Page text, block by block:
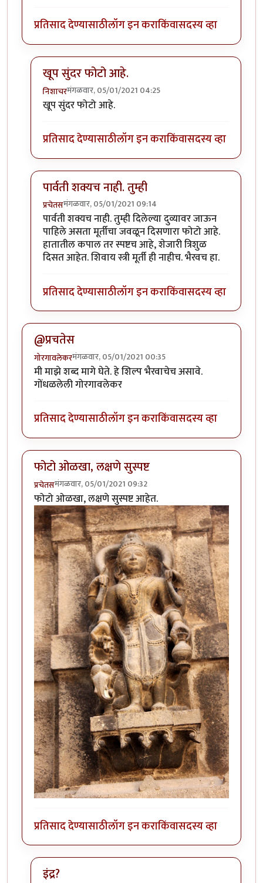
प्रतिसाद देण्यासाठीलॉग इन कराकिंवासदस्य व्हा
खूप सुंदर फोटो आहे.
निशाचरमंगळवार, 05/01/2021 04:25
In reply toउत्तर देत आहे.
खूप सुंदर फोटो आहे.
प्रतिसाद देण्यासाठीलॉग इन कराकिंवासदस्य व्हा
पार्वती शक्यच नाही. तुम्ही
प्रचेतसमंगळवार, 05/01/2021 09:14
In reply toउत्तर देत आहे.byगोरगावलेकर
पार्वती शक्यच नाही. तुम्ही दिलेल्या दुव्यावर जाऊन
पाहिले असता मूर्तीचा जवळून दिसणारा फोटो आहे.
हातातील कपाल तर स्पष्टच आहे, शेजारी त्रिशुळ
दिसत आहेत. शिवाय स्त्री मूर्ती ही नाहीच. भैरवच हा.
प्रतिसाद देण्यासाठीलॉग इन कराकिंवासदस्य व्हा
@प्रचतेस
गोरगावलेकरमंगळवार, 05/01/2021 00:35
मी माझे शब्द मागे घेते. हे शिल्प भैरवाचेच असावे.
गोंधळलेली गोरगावलेकर
प्रतिसाद देण्यासाठीलॉग इन कराकिंवासदस्य व्हा
फोटो ओळखा, लक्षणे सुस्पष्ट
प्रचेतसमंगळवार, 05/01/2021 09:32
फोटो ओळखा, लक्षणे सुस्पष्ट आहेत.
प्रतिसाद देण्यासाठीलॉग इन कराकिंवासदस्य व्हा
इंद्र?